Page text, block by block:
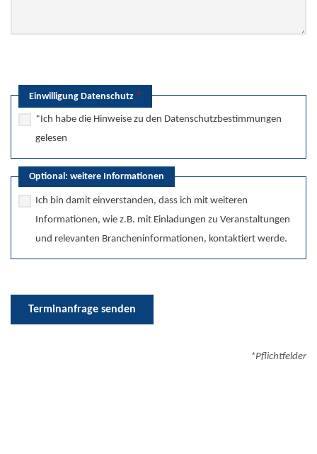
Einwilligung Datenschutz *
*Ich habe die Hinweise zu den Datenschutzbestimmungen
gelesen
Optional: weitere Informationen
Ich bin damit einverstanden, dass ich mit weiteren
Informationen, wie z.B. mit Einladungen zu Veranstaltungen
und relevanten Brancheninformationen, kontaktiert werde.
Terminanfrage senden
*Pflichtfelder